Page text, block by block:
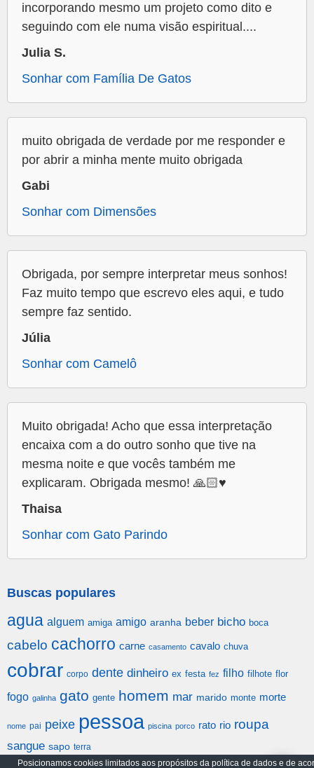
incorporando mesmo um projeto como dito e
seguindo com ele numa visão espiritual....
Julia S.
Sonhar com Família De Gatos
muito obrigada de verdade por me responder e
por abrir a minha mente muito obrigada
Gabi
Sonhar com Dimensões
Obrigada, por sempre interpretar meus sonhos!
Faz muito tempo que escrevo eles aqui, e tudo
sempre faz sentido.
Júlia
Sonhar com Camelô
Muito obrigada! Acho que essa interpretação
encaixa com a do outro sonho que tive na
mesma noite e que vocês também me
explicaram. Obrigada mesmo! 🙏🏻♥️
Thaisa
Sonhar com Gato Parindo
Buscas populares
agua alguem amiga amigo aranha beber bicho boca
cabelo cachorro carne casamento cavalo chuva
cobrar corpo dente dinheiro ex festa fez filho filhote flor
fogo galinha gato gente homem mar marido monte morte
nome pai peixe pessoa piscina porco rato rio roupa
sangue sapo terra
Posicionamos cookies limitados aos propósitos da política de dados e de